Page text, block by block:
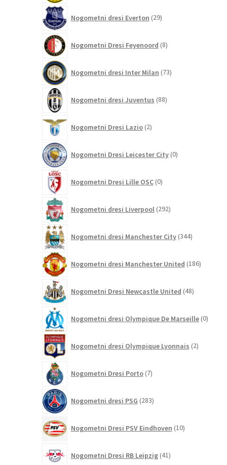
Nogometni dresi Everton 29izdelkov
Nogometni Dresi Feyenoord 8izdelkov
Nogometni dresi Inter Milan 73izdelkov
Nogometni dresi Juventus 88izdelkov
Nogometni Dresi Lazio 2izdelka
Nogometni Dresi Leicester City 0izdelkov
Nogometni Dresi Lille OSC 0izdelkov
Nogometni dresi Liverpool 292izdelkov
Nogometni dresi Manchester City 344izdelkov
Nogometni dresi Manchester United 186izdelkov
Nogometni Dresi Newcastle United 48izdelkov
Nogometni dresi Olympique De Marseille 0
Nogometni dresi Olympique Lyonnais 2izdelka
Nogometni Dresi Porto 7izdelkov
Nogometni dresi PSG 283izdelkov
Nogometni Dresi PSV Eindhoven 10izdelkov
Nogometni Dresi RB Leipzig 41izdelkov